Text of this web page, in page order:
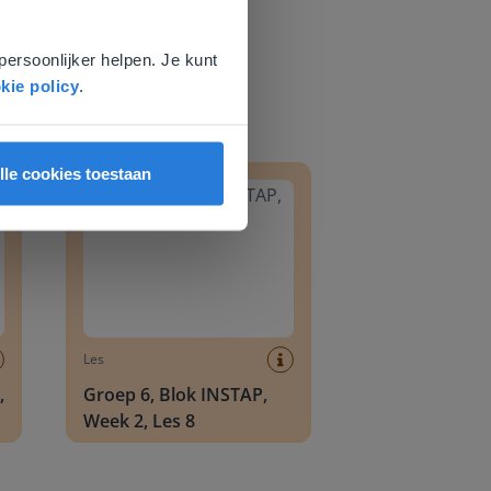
helpen. Je kunt
policy.
cookies toestaan
Groep 6, Blok INSTAP, Week 2, Les 8
Les
Groep 6, Blok INSTAP,
Week 2, Les 8